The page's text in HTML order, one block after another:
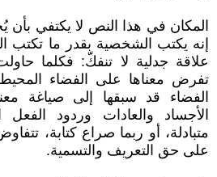
المكان في هذا النص لا يكتفي بأن
إنه يكتب الشخصية بقدر ما تكتب
علاقة جدلية لا تنفكّ: فكلما
تفرض معناها على الفضاء
الفضاء قد سبقها إلى صياغة
الأجساد والعادات وردود الفعل
متبادلة، أو ربما صراع كتابة،
على حق التعريف والتسمية.